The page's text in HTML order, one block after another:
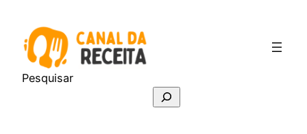
conteúdo
Pesquisar